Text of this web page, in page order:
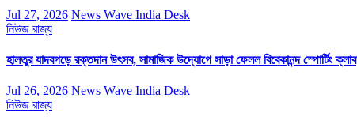
Jul 27, 2026 News Wave India Desk
নিউজ রাজ্য
হালতুর যাদবগড়ে রক্তদান উৎসব, সামাজিক উদ্যোগে সাড়া ফেলল বিবেকানন্দ স্পোর্টিং ক্লাব
Jul 26, 2026 News Wave India Desk
নিউজ রাজ্য